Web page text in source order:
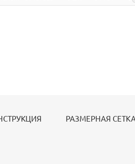
РАЗМЕРНАЯ